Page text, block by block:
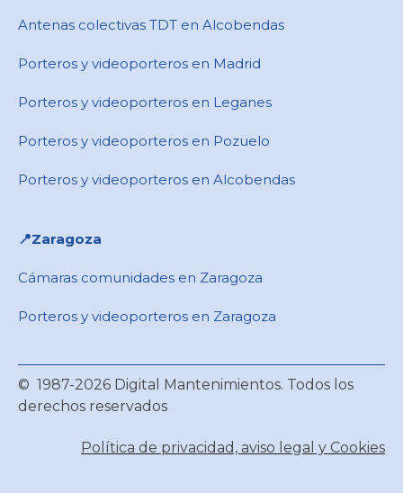
Antenas colectivas TDT en Alcobendas
Porteros y videoporteros en Madrid
Porteros y videoporteros en Leganes
Porteros y videoporteros en Pozuelo
Porteros y videoporteros en Alcobendas
📍Zaragoza
Cámaras comunidades en Zaragoza
Porteros y videoporteros en Zaragoza
© 1987-2026 Digital Mantenimientos. Todos los
derechos reservados
Política de privacidad, aviso legal y Cookies